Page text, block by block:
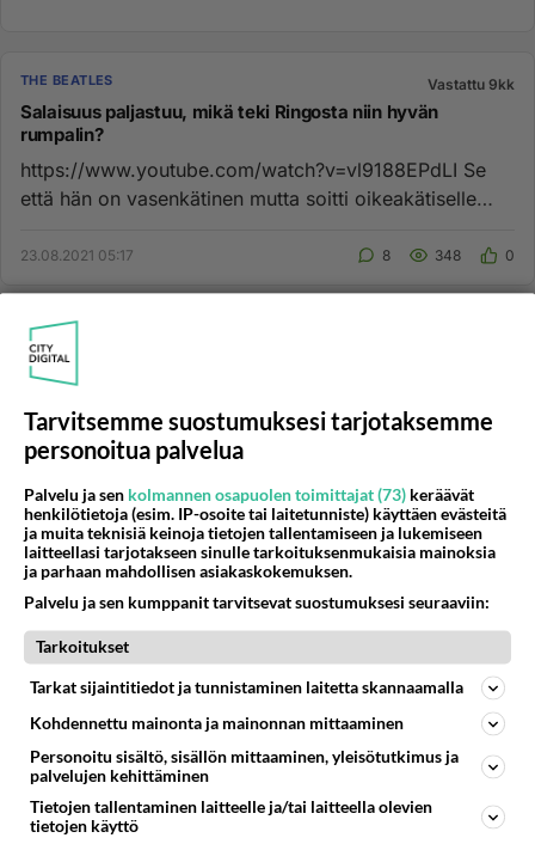
THE BEATLES Vastattu 9kk
Salaisuus paljastuu, mikä teki Ringosta niin hyvän
rumpalin?
https://www.youtube.com/watch?v=vl9188EPdLI Se
että hän on vasenkätinen mutta soitti oikeakätiselle
23.08.2021 05:17 8 348 0
THE BEATLES
John, Paul, George ja Ringo..
järjestys yleensä aina olemassa. Se kuvaa hyvin myös
yhtyeen jäsent...
01.10.2005 23:34 28 926
THE BEATLES
Rubber Soul
Hieno LP ja hieno kansikuva myös, ensimmäinen (ja
viimeinen), missä muut katsovat muualle ja vain
Lennon suoraan kameraa...
03.10.2023 12:15 19
Beatles ja Stones eivät pärjää klasareille
Tarvitsemme suostumuksesi tarjotaksemme
personoitua palvelua
Palvelu ja sen kolmannen osapuolen toimittajat (73) keräävät
henkilötietoja (esim. IP-osoite tai laitetunniste) käyttäen evästeitä
ja muita teknisiä keinoja tietojen tallentamiseen ja lukemiseen
laitteellasi tarjotakseen sinulle tarkoituksenmukaisia mainoksia
ja parhaan mahdollisen asiakaskokemuksen.
Palvelu ja sen kumppanit tarvitsevat suostumuksesi seuraaviin:
Tarkoitukset
Tarkat sijaintitiedot ja tunnistaminen laitetta skannaamalla
Kohdennettu mainonta ja mainonnan mittaaminen
Personoitu sisältö, sisällön mittaaminen, yleisötutkimus ja
palvelujen kehittäminen
Tietojen tallentaminen laitteelle ja/tai laitteella olevien
tietojen käyttö